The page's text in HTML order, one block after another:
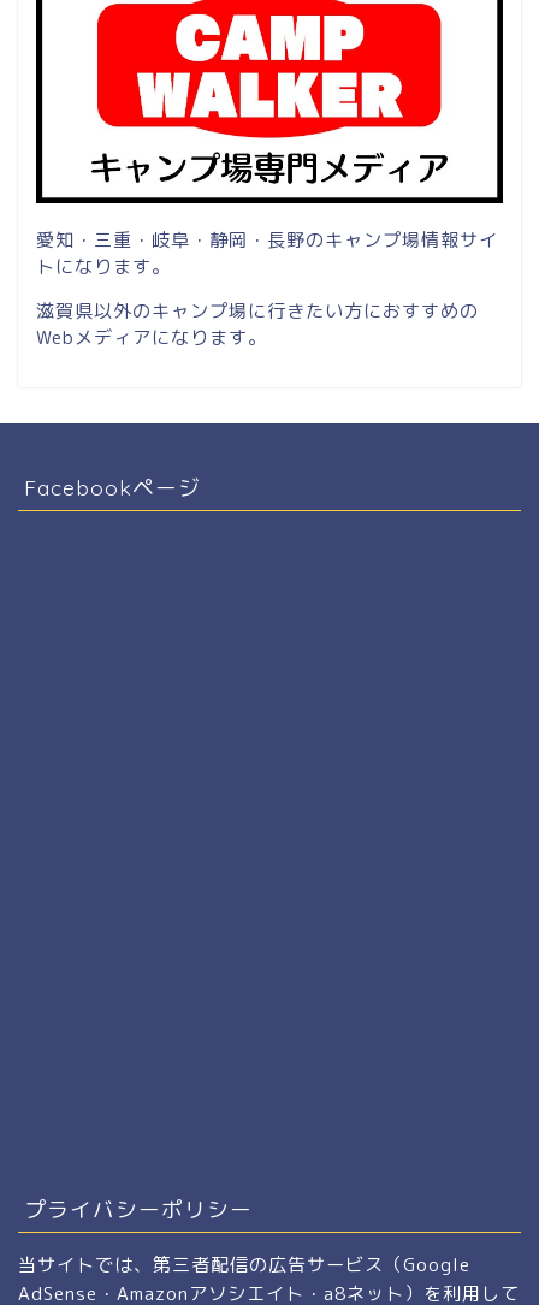
愛知・三重・岐阜・静岡・長野のキャンプ場情報サイ
トになります。
滋賀県以外のキャンプ場に行きたい方におすすめの
Webメディアになります。
Facebookページ
プライバシーポリシー
当サイトでは、第三者配信の広告サービス（Google
AdSense・Amazonアソシエイト・a8ネット）を利用して